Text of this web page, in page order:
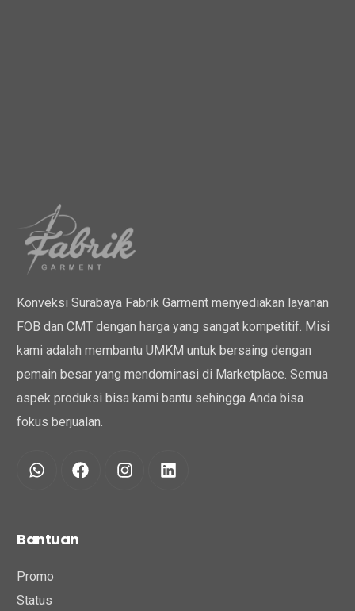
Konveksi Surabaya Fabrik Garment menyediakan layanan
FOB dan CMT dengan harga yang sangat kompetitif. Misi
kami adalah membantu UMKM untuk bersaing dengan
pemain besar yang mendominasi di Marketplace. Semua
aspek produksi bisa kami bantu sehingga Anda bisa
fokus berjualan.
Bantuan
Promo
Status